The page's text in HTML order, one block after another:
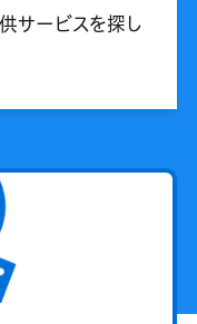
サービスを探し